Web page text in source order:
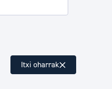
Itxi oharrak